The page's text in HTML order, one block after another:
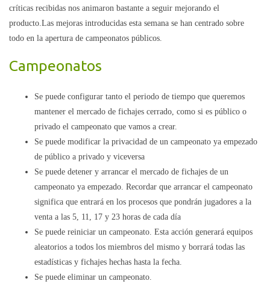
críticas recibidas nos animaron bastante a seguir mejorando el
producto.Las mejoras introducidas esta semana se han centrado sobre
todo en la apertura de campeonatos públicos.
Campeonatos
Se puede configurar tanto el periodo de tiempo que queremos
mantener el mercado de fichajes cerrado, como si es público o
privado el campeonato que vamos a crear.
Se puede modificar la privacidad de un campeonato ya empezado
de público a privado y viceversa
Se puede detener y arrancar el mercado de fichajes de un
campeonato ya empezado. Recordar que arrancar el campeonato
significa que entrará en los procesos que pondrán jugadores a la
venta a las 5, 11, 17 y 23 horas de cada día
Se puede reiniciar un campeonato. Esta acción generará equipos
aleatorios a todos los miembros del mismo y borrará todas las
estadísticas y fichajes hechas hasta la fecha.
Se puede eliminar un campeonato.